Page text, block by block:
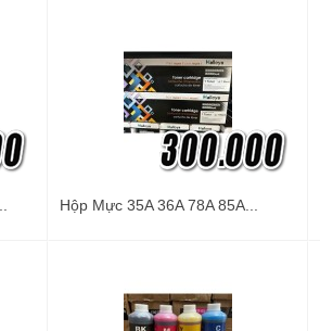
Hộp Mực 35A 36A 78A 85A...